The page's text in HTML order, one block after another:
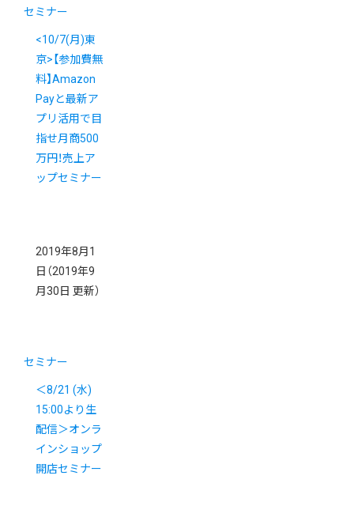
セミナー
<10/7(月)東
京>【参加費無
料】Amazon
Payと最新ア
プリ活用で目
指せ月商500
万円！売上ア
ップセミナー
2019年8月1
日 （2019年9
月30日 更新）
セミナー
＜8/21 (水)
15:00より生
配信＞オンラ
インショップ
開店セミナー